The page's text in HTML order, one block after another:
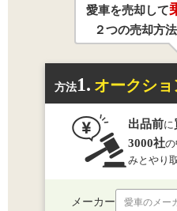
愛車を売却して
２つの売却方
方法1. オークショ
出品前に
3000社の
みとやり
メーカー 愛車のメー